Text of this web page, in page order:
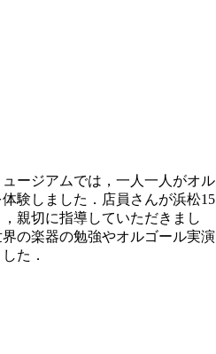
ージアムでは，一人一人がオル
験しました．店員さんが浜松15
親切に指導していただきまし
の楽器の勉強やオルゴール実演
た．